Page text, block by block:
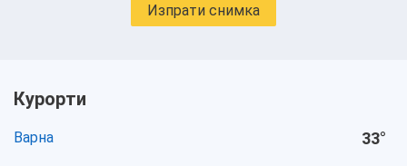
Изпрати снимка
Курорти
Варна 33°